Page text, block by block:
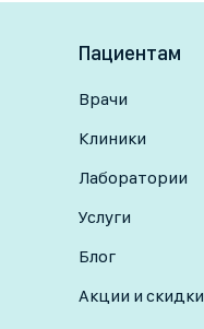
Пациентам
Врачи
Клиники
Лаборатории
Услуги
Блог
Акции и скидки